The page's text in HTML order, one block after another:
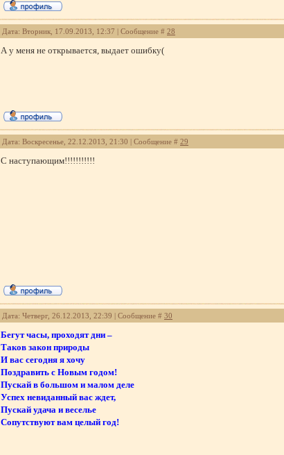
Дата: Вторник, 17.09.2013, 12:37 | Сообщение # 28
А у меня не открывается, выдает ошибку(
Дата: Воскресенье, 22.12.2013, 21:30 | Сообщение # 29
С наступающим!!!!!!!!!!!
Дата: Четверг, 26.12.2013, 22:39 | Сообщение # 30
Бегут часы, проходят дни –
Таков закон природы
И вас сегодня я хочу
Поздравить с Новым годом!
Пускай в большом и малом деле
Успех невиданный вас ждет,
Пускай удача и веселье
Сопутствуют вам целый год!